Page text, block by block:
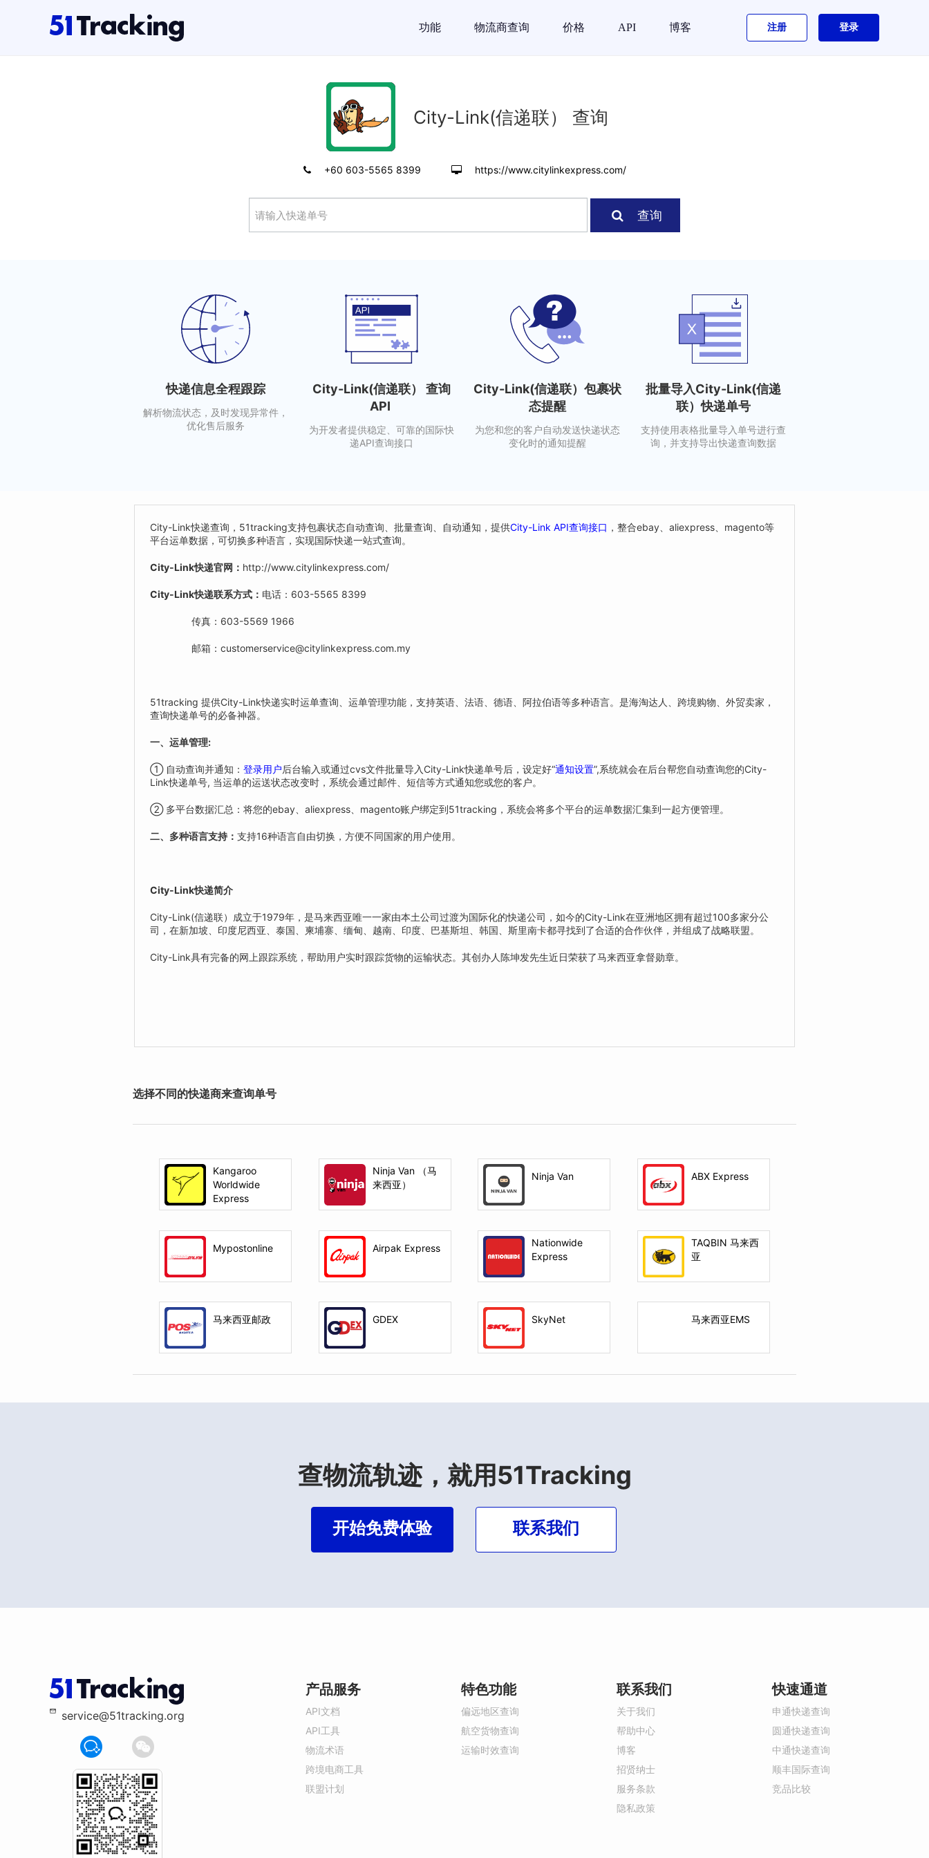
功能 物流商查询 价格 API 博客 注册 登录
City-Link(信递联） 查询
+60 603-5565 8399 https://www.citylinkexpress.com/
查询
快递信息全程跟踪
解析物流状态，及时发现异常件，
优化售后服务
City-Link(信递联） 查询
API
为开发者提供稳定、可靠的国际快
递API查询接口
City-Link(信递联）包裹状
态提醒
为您和您的客户自动发送快递状态
变化时的通知提醒
批量导入City-Link(信递
联）快递单号
支持使用表格批量导入单号进行查
询，并支持导出快递查询数据
City-Link快递查询，51tracking支持包裹状态自动查询、批量查询、自动通知，提供City-Link API查询接口 ，整合ebay、aliexpress、magento等
平台运单数据，可切换多种语言，实现国际快递一站式查询。
City-Link快递官网： http://www.citylinkexpress.com/
City-Link快递联系方式： 电话：603-5565 8399
传真：603-5569 1966
邮箱：customerservice@citylinkexpress.com.my
51tracking 提供City-Link快递实时运单查询、运单管理功能，支持英语、法语、德语、阿拉伯语等多种语言。是海淘达人、跨境购物、外贸卖家，
查询快递单号的必备神器。
一、运单管理:
① 自动查询并通知： 登录用户后台输入或通过cvs文件批量导入City-Link快递单号后，设定好“通知设置”,系统就会在后台帮您自动查询您的City-
Link快递单号, 当运单的运送状态改变时，系统会通过邮件、短信等方式通知您或您的客户。
② 多平台数据汇总：将您的ebay、aliexpress、magento账户绑定到51tracking，系统会将多个平台的运单数据汇集到一起方便管理。
二、多种语言支持： 支持16种语言自由切换，方便不同国家的用户使用。
City-Link快递简介
City-Link(信递联）成立于1979年，是马来西亚唯一一家由本土公司过渡为国际化的快递公司，如今的City-Link在亚洲地区拥有超过100多家分公
司，在新加坡、印度尼西亚、泰国、柬埔寨、缅甸、越南、印度、巴基斯坦、韩国、斯里南卡都寻找到了合适的合作伙伴，并组成了战略联盟。
City-Link具有完备的网上跟踪系统，帮助用户实时跟踪货物的运输状态。其创办人陈坤发先生近日荣获了马来西亚拿督勋章。
选择不同的快递商来查询单号
Kangaroo
Worldwide
Express
Ninja Van （马
来西亚）
Ninja Van ABX Express
Mypostonline Airpak Express
Nationwide
Express
TAQBIN 马来西
亚
马来西亚邮政 GDEX SkyNet 马来西亚EMS
查物流轨迹，就用51Tracking
开始免费体验 联系我们
service@51tracking.org
产品服务
API文档
API工具
物流术语
跨境电商工具
联盟计划
特色功能
偏远地区查询
航空货物查询
运输时效查询
联系我们
关于我们
帮助中心
博客
招贤纳士
服务条款
隐私政策
快速通道
申通快递查询
圆通快递查询
中通快递查询
顺丰国际查询
竞品比较